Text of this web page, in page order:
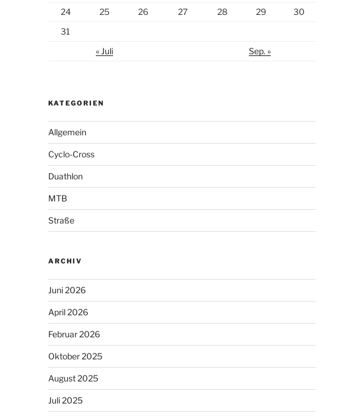
24
25 26 27 28 29
30
31
« Juli
Sep. »
KATEGORIEN
Allgemein
Cyclo-Cross
Duathlon
MTB
Straße
ARCHIV
Juni 2026
April 2026
Februar 2026
Oktober 2025
August 2025
Juli 2025